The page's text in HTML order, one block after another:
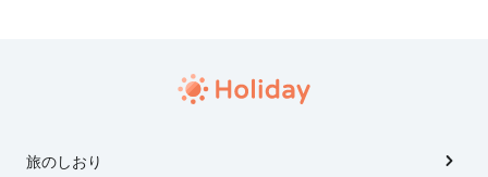
旅のしおり